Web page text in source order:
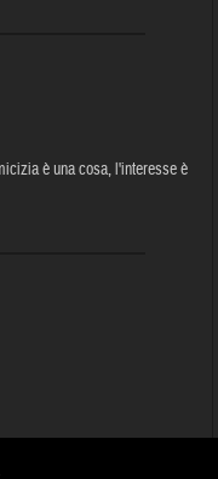
è una cosa, l'interesse è